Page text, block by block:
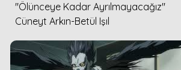
''Ölünceye Kadar Ayrılmayacağız''
Cüneyt Arkın-Betül Işıl